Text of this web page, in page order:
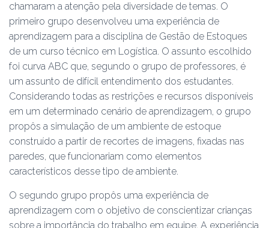
chamaram a atenção pela diversidade de temas. O
primeiro grupo desenvolveu uma experiência de
aprendizagem para a disciplina de Gestão de Estoques
de um curso técnico em Logística. O assunto escolhido
foi curva ABC que, segundo o grupo de professores, é
um assunto de difícil entendimento dos estudantes.
Considerando todas as restrições e recursos disponíveis
em um determinado cenário de aprendizagem, o grupo
propôs a simulação de um ambiente de estoque
construído a partir de recortes de imagens, fixadas nas
paredes, que funcionariam como elementos
característicos desse tipo de ambiente.
O segundo grupo propôs uma experiência de
aprendizagem com o objetivo de conscientizar crianças
sobre a importância do trabalho em equipe. A experiência